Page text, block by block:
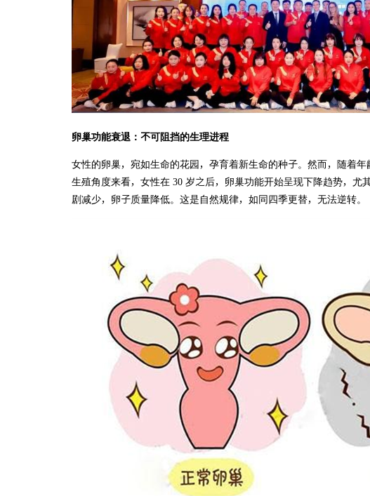
卵巢功能衰退：不可阻挡的生理进程
女性的卵巢，宛如生命的花园，孕育着新生命的种子。然而，随着
生殖角度来看，女性在 30 岁之后，卵巢功能开始呈现下降趋势，尤
剧减少，卵子质量降低。这是自然规律，如同四季更替，无法逆转。